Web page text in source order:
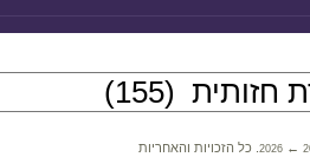
2026 ←
. כל הזכויות והאחריות